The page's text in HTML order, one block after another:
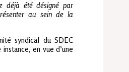
déjà été désigné par
au sein de la
syndical du SDEC
en vue d’une